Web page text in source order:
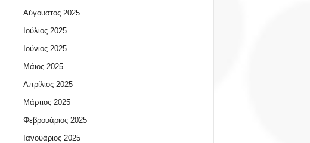
Αύγουστος 2025
Ιούλιος 2025
Ιούνιος 2025
Μάιος 2025
Απρίλιος 2025
Μάρτιος 2025
Φεβρουάριος 2025
Ιανουάριος 2025